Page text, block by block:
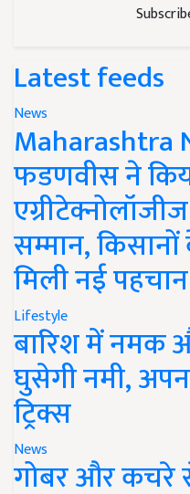
Latest feeds
News
Maharashtra
फडणवीस ने
सम्मान,
मिली नई
Lifestyle
बारिश में नमक
घुसेगी नमी,
ट्रिक्स
News
गोबर और कचरे